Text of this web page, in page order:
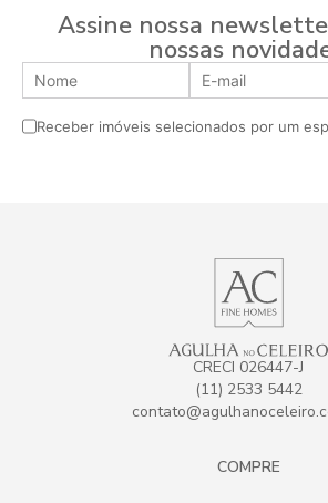
Assine nossa
nossas
Receber imóveis selecionados por um
CRECI 026447-J
(11) 2533 5442
COMPRE